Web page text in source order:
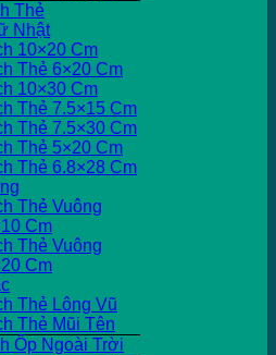
Thẻ
Nhật
10×20 Cm
Thẻ 6×20 Cm
10×30 Cm
Thẻ 7.5×15 Cm
Thẻ 7.5×30 Cm
Thẻ 5×20 Cm
Thẻ 6.8×28 Cm
Thẻ Vuông
Cm
Thẻ Vuông
Cm
Thẻ Lông Vũ
Thẻ Mũi Tên
Ốp Ngoài Trời